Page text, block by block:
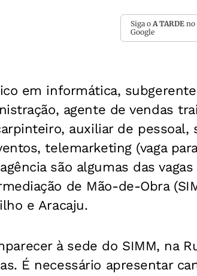
Siga o A TARDE no
Google
em informática,
agente de vendas
auxiliar de pessoal,
telemarketing (vaga
são algumas das
de Mão-de-Obra
e Aracaju.
à sede do SIMM, na
É necessário apresentar